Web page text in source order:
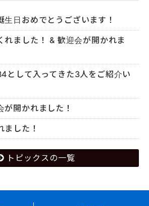
生日おめでとうございます！
れました！ & 歓迎会が開かれま
として入ってきた3人をご紹介い
が開かれました！
ました！
トピックスの一覧